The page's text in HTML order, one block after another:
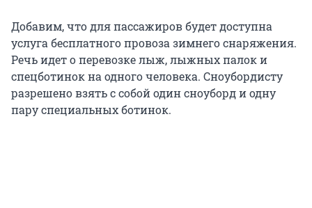
Добавим, что для пассажиров будет доступна
услуга бесплатного провоза зимнего снаряжения.
Речь идет о перевозке лыж, лыжных палок и
спецботинок на одного человека. Сноубордисту
разрешено взять с собой один сноуборд и одну
пару специальных ботинок.